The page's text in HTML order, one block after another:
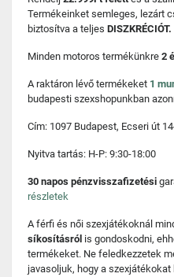
Termékeinket semleges, lezárt
biztosítva a teljes DISZKRÉCIÓT.
Minden motoros termékünkre 2
A raktáron lévő termékeket 1
budapesti szexshopunkban
Cím: 1097 Budapest, Ecseri út
Nyitva tartás: H-P: 9:30-18:00
30 napos pénzvisszafizetési
részletek
A férfi és női szexjátékoknál
síkosításról is gondoskodni,
termékeket. Ne feledkezzetek
javasoljuk, hogy a